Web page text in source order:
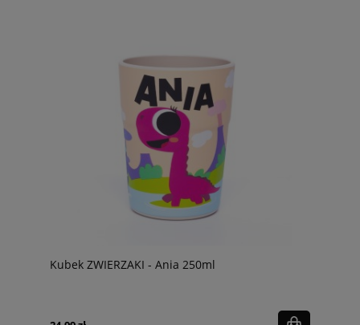
Kubek ZWIERZAKI - Ania 250ml